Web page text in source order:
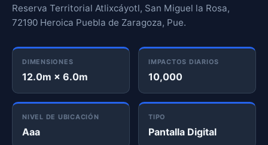
Reserva Territorial Atlixcáyotl, San Miguel la Rosa,
72190 Heroica Puebla de Zaragoza, Pue.
DIMENSIONES
12.0m × 6.0m
IMPACTOS DIARIOS
10,000
NIVEL DE UBICACIÓN
Aaa
TIPO
Pantalla Digital